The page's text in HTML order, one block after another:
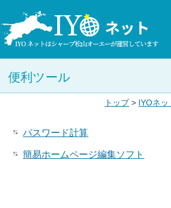
便利ツール
トップ> IYOネッ
パスワード計算
簡易ホームページ編集ソフト